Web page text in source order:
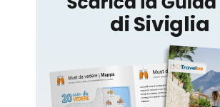
Siviglia